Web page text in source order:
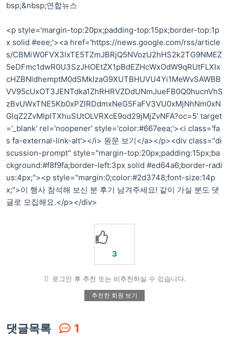
bsp;&nbsp;연합뉴스
<p style='margin-top:20px;padding-top:15px;border-top:1p
x solid #eee;'><a href='https://news.google.com/rss/article
s/CBMiW0FVX3lxTE5TZmJBRjQ5NVozU2hHS2k2TG9NMEZ
5eDFmc1dwR0U3SzJHOEtZX1pBdEZHcWxOdW9qRUtFLXIx
cHZBNldhemptM0dSMklzaG9XUTBHUVU4Yi1MeWvSAWBB
VV95cUxOT3JENTdka1ZhRHRVZDdUNmJueFB0Q0hucnVhS
zBvUWxTNE5Kb0xPZlRDdmxNeG5FaFV3VU0xMjNhNm0xN
GlqZ2ZvMlpITXhuSUtOLVRXcE9od29jMjZvNFA?oc=5' target
='_blank' rel='noopener' style='color:#667eea;'><i class='fa
s fa-external-link-alt'></i> 원문 보기</a></p><div class="di
scussion-prompt" style="margin-top:20px;padding:15px;ba
ckground:#f8f9fa;border-left:3px solid #ed64a6;border-radi
us:4px;"><p style="margin:0;color:#2d3748;font-size:14p
x;">이 행사 참석해 보신 분 후기 남겨주세요! 같이 가실 분도 댓
글로 모집해요.</p></div>
3
로그인 후 추천 또는 비추천하실 수 있습니다.
추천한 회원 보기
댓글목록 1